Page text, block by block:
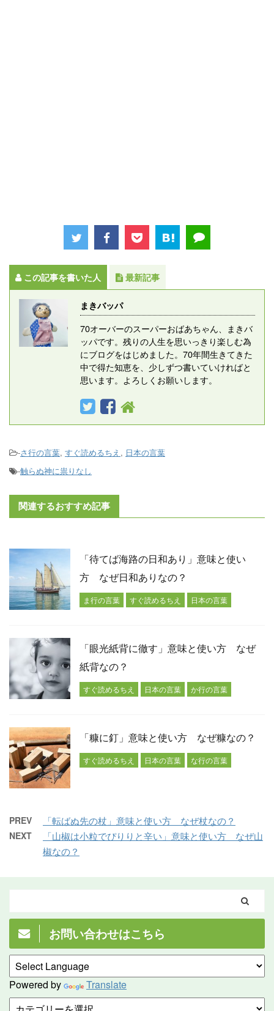
この記事を書いた人 最新記事
まきバッパ
70オーバーのスーパーおばあちゃん、まきバ
ッパです。残りの人生を思いっきり楽しむ為
にブログをはじめました。70年間生きてきた
中で得た知恵を、少しずつ書いていければと
思います。よろしくお願いします。
-さ行の言葉, すぐ読めるちえ , 日本の言葉
-触らぬ神に祟りなし
関連するおすすめ記事
「待てば海路の日和あり」意味と使い
方 なぜ日和ありなの？
ま行の言葉 すぐ読めるちえ 日本の言葉
「眼光紙背に徹す」意味と使い方 なぜ
紙背なの？
すぐ読めるちえ 日本の言葉 か行の言葉
「糠に釘」意味と使い方 なぜ糠なの？
すぐ読めるちえ 日本の言葉 な行の言葉
PREV 「転ばぬ先の杖」意味と使い方 なぜ杖なの？
NEXT
「山椒は小粒でぴりりと辛い」意味と使い方 なぜ山
椒なの？
お問い合わせはこちら
Powered by Translate